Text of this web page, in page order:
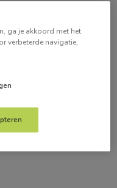
ga je akkoord met het
verbeterde navigatie,